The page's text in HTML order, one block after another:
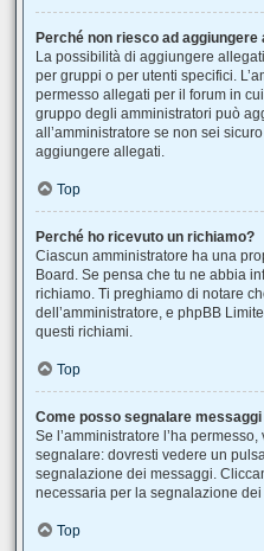
Perché non riesco ad aggiungere
La possibilità di aggiungere
per gruppi o per utenti specifici.
permesso allegati per il forum in
gruppo degli amministratori può
all’amministratore se non sei
aggiungere allegati.
Top
Perché ho ricevuto un richiamo?
Ciascun amministratore ha una
Board. Se pensa che tu ne abbia
richiamo. Ti preghiamo di notare
dell’amministratore, e phpBB
questi richiami.
Top
Come posso segnalare
Se l’amministratore l’ha
segnalare: dovresti vedere un
segnalazione dei messaggi.
necessaria per la segnalazione
Top